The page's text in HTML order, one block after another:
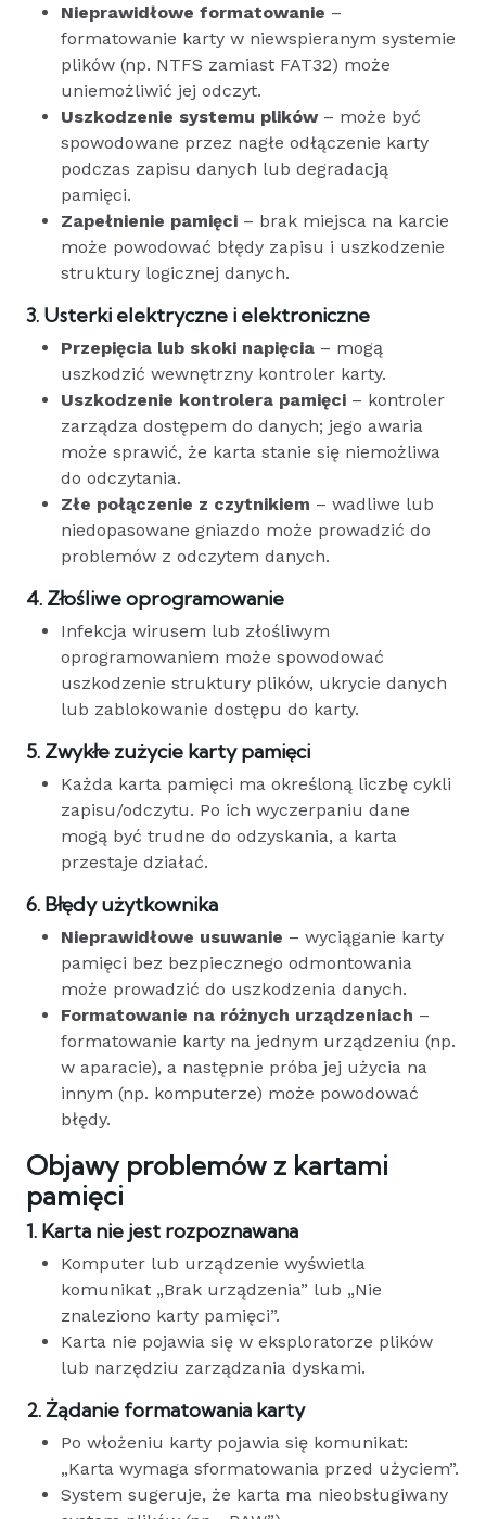
Nieprawidłowe formatowanie –
formatowanie karty w niewspieranym systemie
plików (np. NTFS zamiast FAT32) może
uniemożliwić jej odczyt.
Uszkodzenie systemu plików– może być
spowodowane przez nagłe odłączenie karty
podczas zapisu danych lub degradacją
pamięci.
Zapełnienie pamięci – brak miejsca na karcie
może powodować błędy zapisu i uszkodzenie
struktury logicznej danych.
3. Usterki elektryczne i elektroniczne
Przepięcia lub skoki napięcia – mogą
uszkodzić wewnętrzny kontroler karty.
Uszkodzenie kontrolera pamięci – kontroler
zarządza dostępem do danych; jego awaria
może sprawić, że karta stanie się niemożliwa
do odczytania.
Złe połączenie z czytnikiem – wadliwe lub
niedopasowane gniazdo może prowadzić do
problemów z odczytem danych.
4. Złośliwe oprogramowanie
Infekcja wirusem lub złośliwym
oprogramowaniem może spowodować
uszkodzenie struktury plików, ukrycie danych
lub zablokowanie dostępu do karty.
5. Zwykłe zużycie karty pamięci
Każda karta pamięci ma określoną liczbę cykli
zapisu/odczytu. Po ich wyczerpaniu dane
mogą być trudne do odzyskania, a karta
przestaje działać.
6. Błędy użytkownika
Nieprawidłowe usuwanie – wyciąganie karty
pamięci bez bezpiecznego odmontowania
może prowadzić do uszkodzenia danych.
Formatowanie na różnych urządzeniach –
formatowanie karty na jednym urządzeniu (np.
w aparacie), a następnie próba jej użycia na
innym (np. komputerze) może powodować
błędy.
Objawy problemów z kartami
pamięci
1. Karta nie jest rozpoznawana
Komputer lub urządzenie wyświetla
komunikat „Brak urządzenia” lub „Nie
znaleziono karty pamięci”.
Karta nie pojawia się w eksploratorze plików
lub narzędziu zarządzania dyskami.
2. Żądanie formatowania karty
Po włożeniu karty pojawia się komunikat:
„Karta wymaga sformatowania przed użyciem”.
System sugeruje, że karta ma nieobsługiwany